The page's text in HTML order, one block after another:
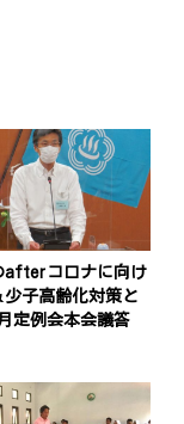
afterコロナに向け
少子高齢化対策と
定例会本会議答